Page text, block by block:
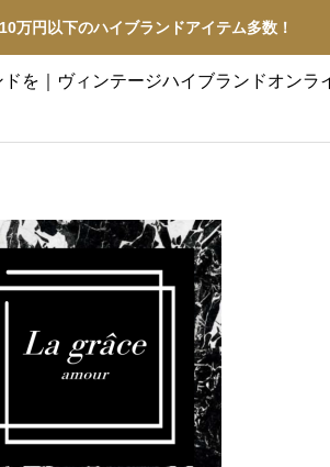
万円以下のハイブランドアイテム多数！
を｜ヴィンテージハイブランドオンラ